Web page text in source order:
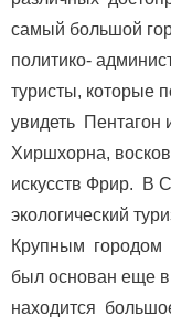
самый большой
политико-
туристы, которые
увидеть Пентагон
Хиршхорна,
искусств Фрир. В
экологический
Крупным
был основан еще в
находится